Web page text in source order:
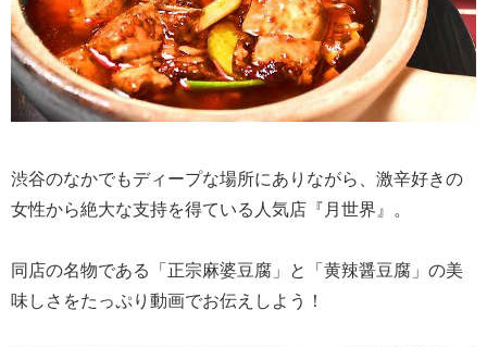
渋谷のなかでもディープな場所にありながら、激辛好きの
女性から絶大な支持を得ている人気店『月世界』。
同店の名物である「正宗麻婆豆腐」と「黄辣醤豆腐」の美
味しさをたっぷり動画でお伝えしよう！